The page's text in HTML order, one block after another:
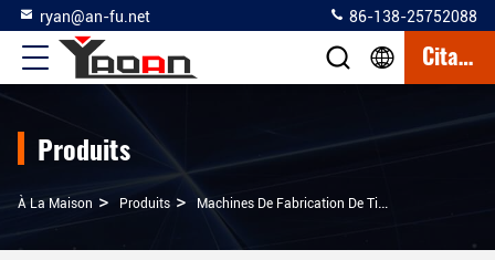
ryan@an-fu.net 86-138-25752088
Citation
Produits
À La Maison > Produits > Machines De Fabrication De Tissus Non Tissés